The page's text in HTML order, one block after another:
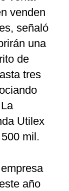
venden
señaló
una
de
tres
Utilex
mil.
año